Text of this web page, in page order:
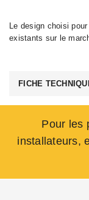
Le design choisi
existants sur le
FICHE
Pour les
installateurs,